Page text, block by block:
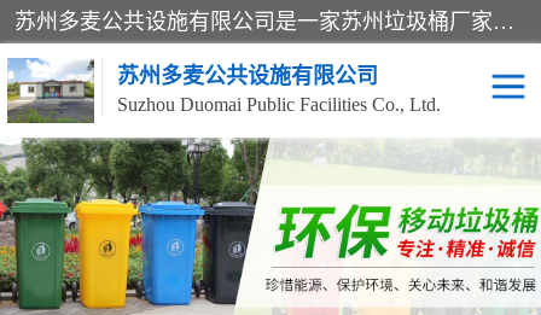
苏州多麦公共设施有限公司是一家苏州垃圾桶厂家，主营：塑料垃圾桶、分类果皮箱、户外园林椅、保安岗亭等产品厂家。全国统一热线电话：17105580222。公司组建完善的团队。设计人员，能根据客户要求，提供适合的设计方案，来满足客户的需求。
苏州多麦公共设施有限公司
Suzhou Duomai Public Facilities Co., Ltd.
办公室脚踩垃圾桶 保安岗亭
分类果皮箱 公园椅